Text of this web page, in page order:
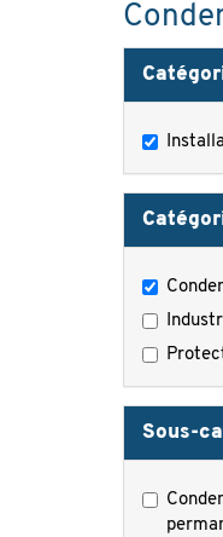
Sous-